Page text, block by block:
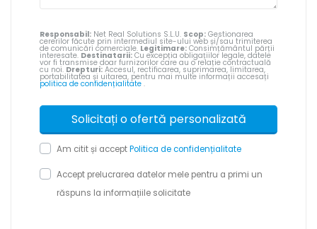
Responsabil: Net Real Solutions S.L.U. Scop: Gestionarea
cererilor făcute prin intermediul site-ului web și/sau trimiterea
de comunicări comerciale. Legitimare: Consimțământul părții
interesate. Destinatarii: Cu excepția obligațiilor legale, datele
vor fi transmise doar furnizorilor care au o relație contractuală
cu noi. Drepturi: Accesul, rectificarea, suprimarea, limitarea,
portabilitatea și uitarea, pentru mai multe informații accesați
politica de confidențialitate .
Am citit și acceptPolitica de confidențialitate
Accept prelucrarea datelor mele pentru a primi un
răspuns la informațiile solicitate